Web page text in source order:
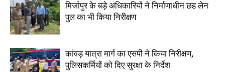
मिर्जापुर के बड़े अधिकारियों ने निर्माणाधीन छह लेन
पुल का भी किया निरीक्षण
कांवड़ यात्रा मार्ग का एसपी ने किया निरीक्षण,
पुलिसकर्मियों को दिए सुरक्षा के निर्देश